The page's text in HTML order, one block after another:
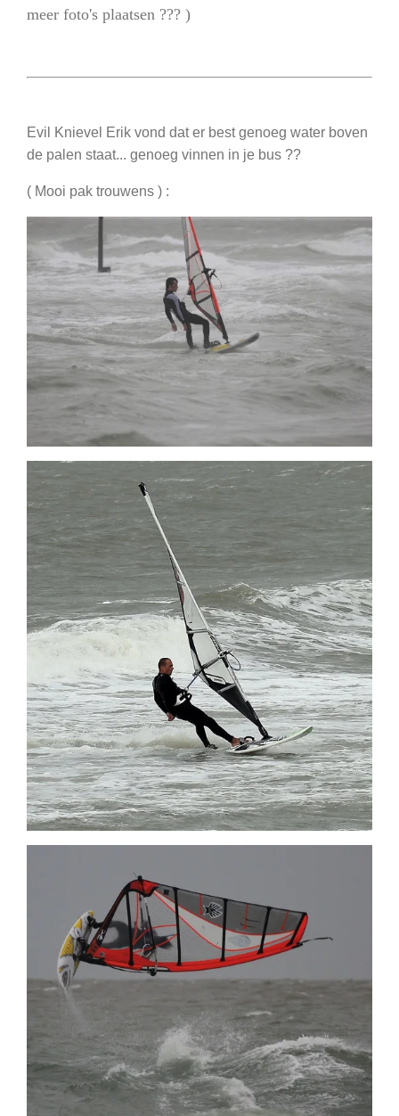
meer foto's plaatsen ??? )
Evil Knievel Erik vond dat er best genoeg water boven
de palen staat... genoeg vinnen in je bus ??
( Mooi pak trouwens ) :